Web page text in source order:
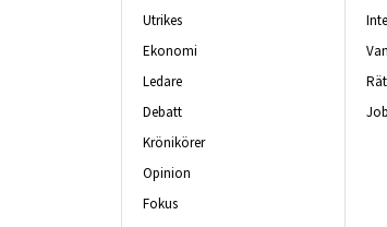
Utrikes
Ekonomi
Ledare
Debatt
Krönikörer
Opinion
Fokus